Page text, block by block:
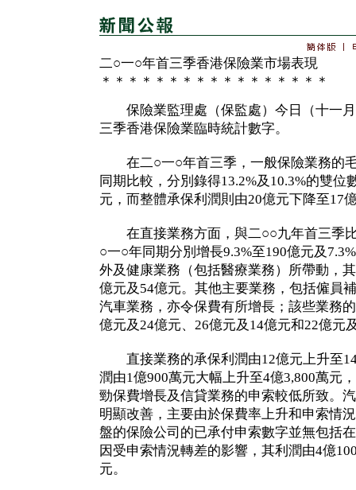
二○一○年首三季香港保險業市場表現
＊＊＊＊＊＊＊＊＊＊＊＊＊＊＊＊＊
保險業監理處（保監處）今日（十一月
三季香港保險業臨時統計數字。
在二○一○年首三季，一般保險業務的
同期比較，分別錄得13.2%及10.3%的雙位
元，而整體承保利潤則由20億元下降至17
在直接業務方面，與二○○九年首三季
○一○年同期分別增長9.3%至190億元及
外及健康業務（包括醫療業務）所帶動，
億元及54億元。其他主要業務，包括僱員
汽車業務，亦令保費有所增長；該些業務
億元及24億元、26億元及14億元和22億元
直接業務的承保利潤由12億元上升至
潤由1億900萬元大幅上升至4億3,800萬元
勁保費增長及信貸業務的申索較低所致。
明顯改善，主要由於保費率上升和申索情
盤的保險公司的已承付申索數字並無包括
因受申索情況轉差的影響，其利潤由4億
元。